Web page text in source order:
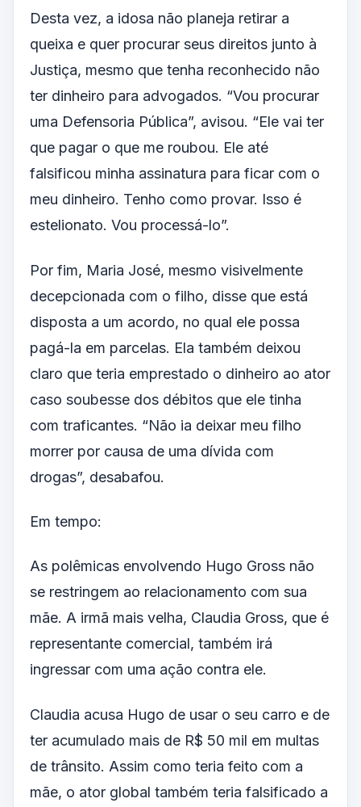
Desta vez, a idosa não planeja retirar a
queixa e quer procurar seus direitos junto à
Justiça, mesmo que tenha reconhecido não
ter dinheiro para advogados. “Vou procurar
uma Defensoria Pública”, avisou. “Ele vai ter
que pagar o que me roubou. Ele até
falsificou minha assinatura para ficar com o
meu dinheiro. Tenho como provar. Isso é
estelionato. Vou processá-lo”.
Por fim, Maria José, mesmo visivelmente
decepcionada com o filho, disse que está
disposta a um acordo, no qual ele possa
pagá-la em parcelas. Ela também deixou
claro que teria emprestado o dinheiro ao ator
caso soubesse dos débitos que ele tinha
com traficantes. “Não ia deixar meu filho
morrer por causa de uma dívida com
drogas”, desabafou.
Em tempo:
As polêmicas envolvendo Hugo Gross não
se restringem ao relacionamento com sua
mãe. A irmã mais velha, Claudia Gross, que é
representante comercial, também irá
ingressar com uma ação contra ele.
Claudia acusa Hugo de usar o seu carro e de
ter acumulado mais de R$ 50 mil em multas
de trânsito. Assim como teria feito com a
mãe, o ator global também teria falsificado a